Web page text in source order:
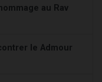
au Rav
le Admour